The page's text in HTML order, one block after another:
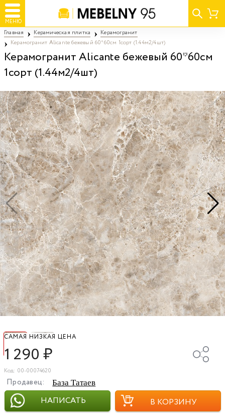
МЕНЮ
Главная Керамическая плитка
Керамогранит
Керамогранит Alicante бежевый 60*60см 1сорт (1.44м2/4шт)
Керамогранит Alicante бежевый 60*60см
1сорт (1.44м2/4шт)
САМАЯ НИЗКАЯ ЦЕНА
1 290₽
Код: 00-00074620
Продавец: База Татаев
НАПИСАТЬ В КОРЗИНУ